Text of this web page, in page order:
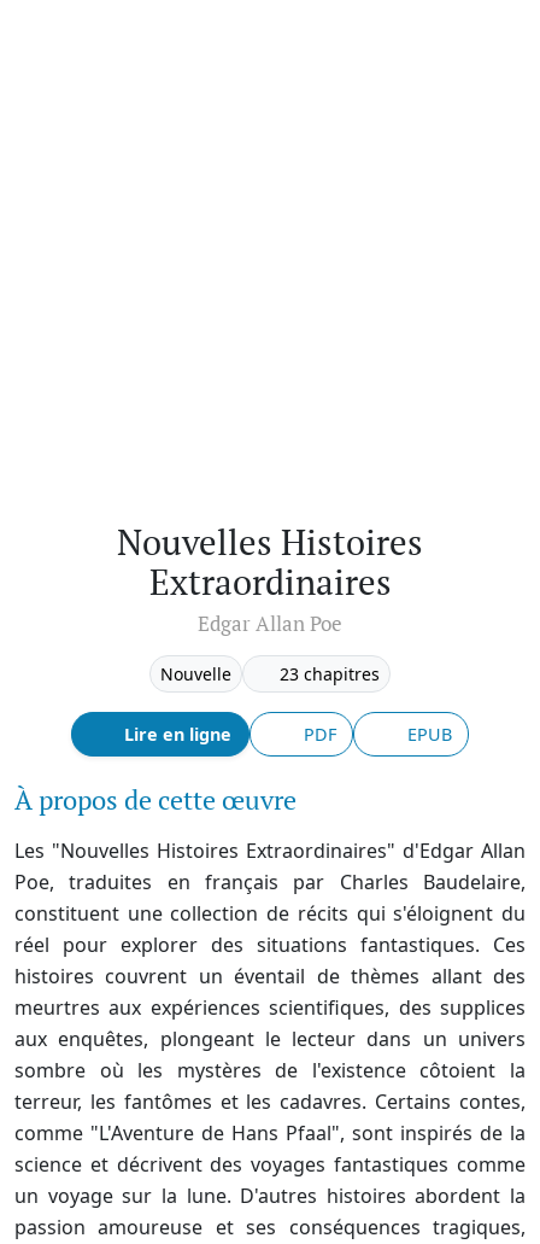
Nouvelles Histoires
Extraordinaires
Edgar Allan Poe
Nouvelle 23 chapitres
Lire en ligne PDF EPUB
À propos de cette œuvre
Les "Nouvelles Histoires Extraordinaires" d'Edgar Allan
Poe, traduites en français par Charles Baudelaire,
constituent une collection de récits qui s'éloignent du
réel pour explorer des situations fantastiques. Ces
histoires couvrent un éventail de thèmes allant des
meurtres aux expériences scientifiques, des supplices
aux enquêtes, plongeant le lecteur dans un univers
sombre où les mystères de l'existence côtoient la
terreur, les fantômes et les cadavres. Certains contes,
comme "L'Aventure de Hans Pfaal", sont inspirés de la
science et décrivent des voyages fantastiques comme
un voyage sur la lune. D'autres histoires abordent la
passion amoureuse et ses conséquences tragiques,